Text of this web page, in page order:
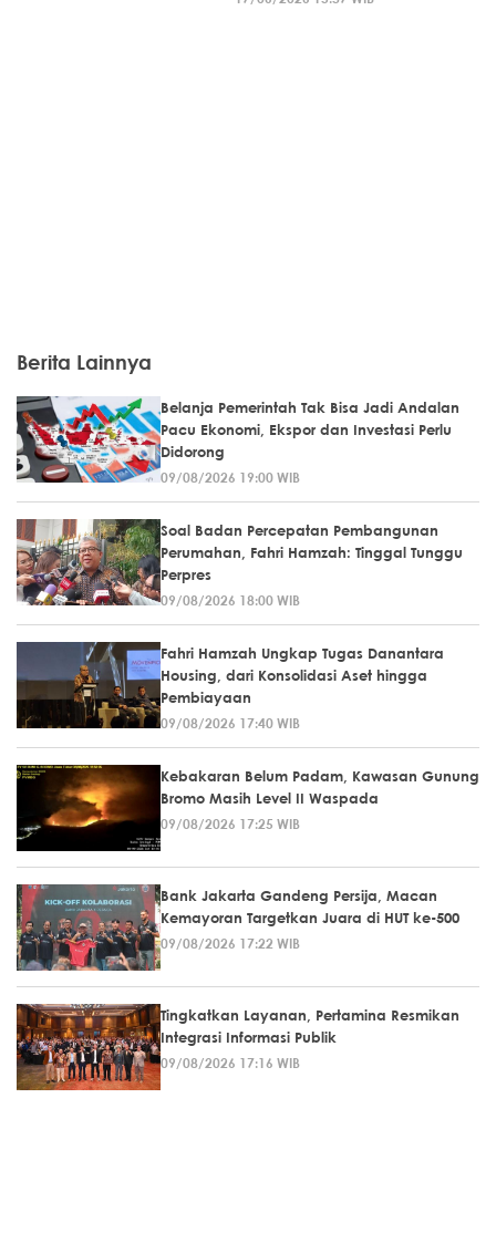
Berita Lainnya
Belanja Pemerintah Tak Bisa Jadi Andalan
Pacu Ekonomi, Ekspor dan Investasi Perlu
Didorong
09/08/2026 19:00 WIB
Soal Badan Percepatan Pembangunan
Perumahan, Fahri Hamzah: Tinggal Tunggu
Perpres
09/08/2026 18:00 WIB
Fahri Hamzah Ungkap Tugas Danantara
Housing, dari Konsolidasi Aset hingga
Pembiayaan
09/08/2026 17:40 WIB
Kebakaran Belum Padam, Kawasan Gunung
Bromo Masih Level II Waspada
09/08/2026 17:25 WIB
Bank Jakarta Gandeng Persija, Macan
Kemayoran Targetkan Juara di HUT ke-500
09/08/2026 17:22 WIB
Tingkatkan Layanan, Pertamina Resmikan
Integrasi Informasi Publik
09/08/2026 17:16 WIB